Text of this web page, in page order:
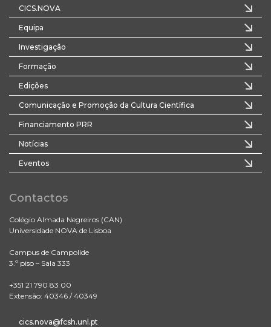
CICS.NOVA
Equipa
Investigação
Formação
Edições
Comunicação e Promoção da Cultura Científica
Financiamento PRR
Notícias
Eventos
Contactos
Colégio Almada Negreiros (CAN)
Universidade NOVA de Lisboa
Campus de Campolide
3.º piso – Sala 333
+351 21 790 83 00
Extensão: 40346 / 40349
cics.nova@fcsh.unl.pt